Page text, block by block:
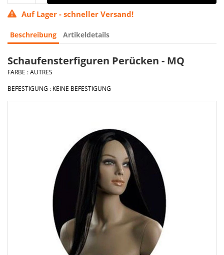
Auf Lager - schneller Versand!
Beschreibung Artikeldetails
Schaufensterfiguren Perücken - MQ
FARBE : AUTRES
BEFESTIGUNG : KEINE BEFESTIGUNG